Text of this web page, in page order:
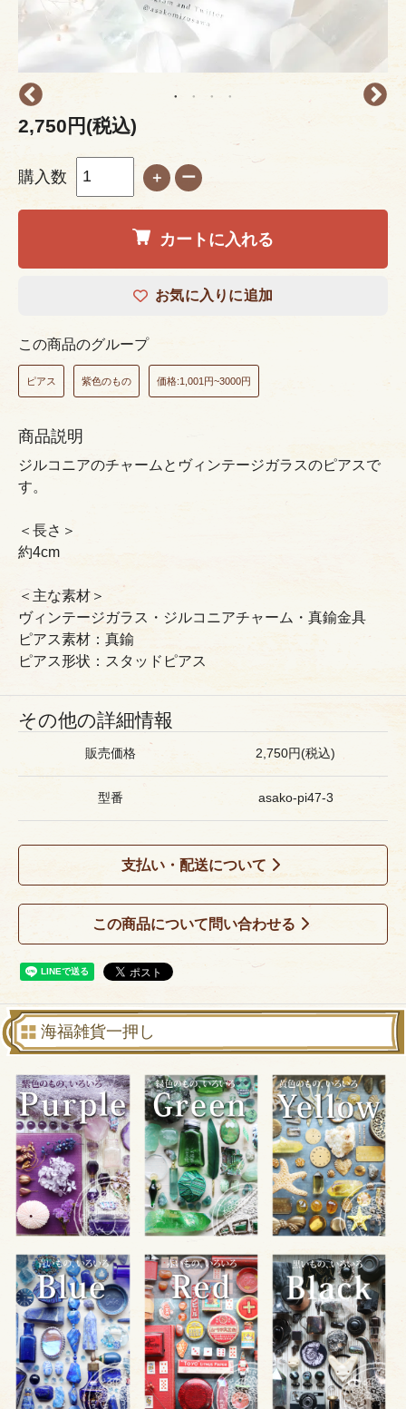
2,750円(税込)
購入数 ＋ ー
カートに入れる
お気に入りに追加
この商品のグループ
ピアス 紫色のもの 価格:1,001円~3000円
商品説明
ジルコニアのチャームとヴィンテージガラスのピアスで
す。
＜長さ＞
約4cm
＜主な素材＞
ヴィンテージガラス・ジルコニアチャーム・真鍮金具
ピアス素材：真鍮
ピアス形状：スタッドピアス
その他の詳細情報
販売価格 2,750円(税込)
型番 asako-pi47-3
支払い・配送について
この商品について問い合わせる
海福雑貨一押し